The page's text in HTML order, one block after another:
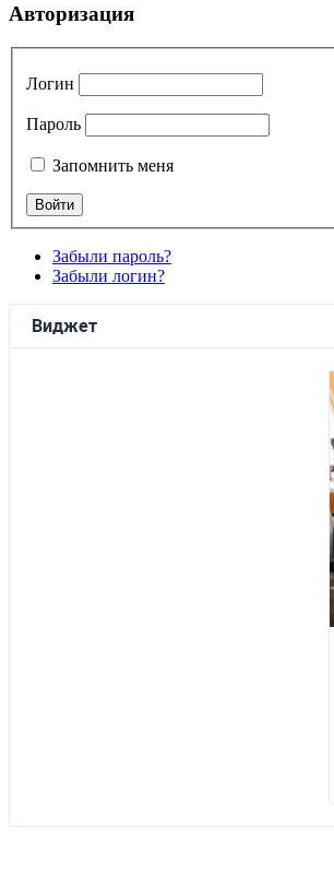
Авторизация
Логин
Пароль
Запомнить меня
Забыли пароль?
Забыли логин?